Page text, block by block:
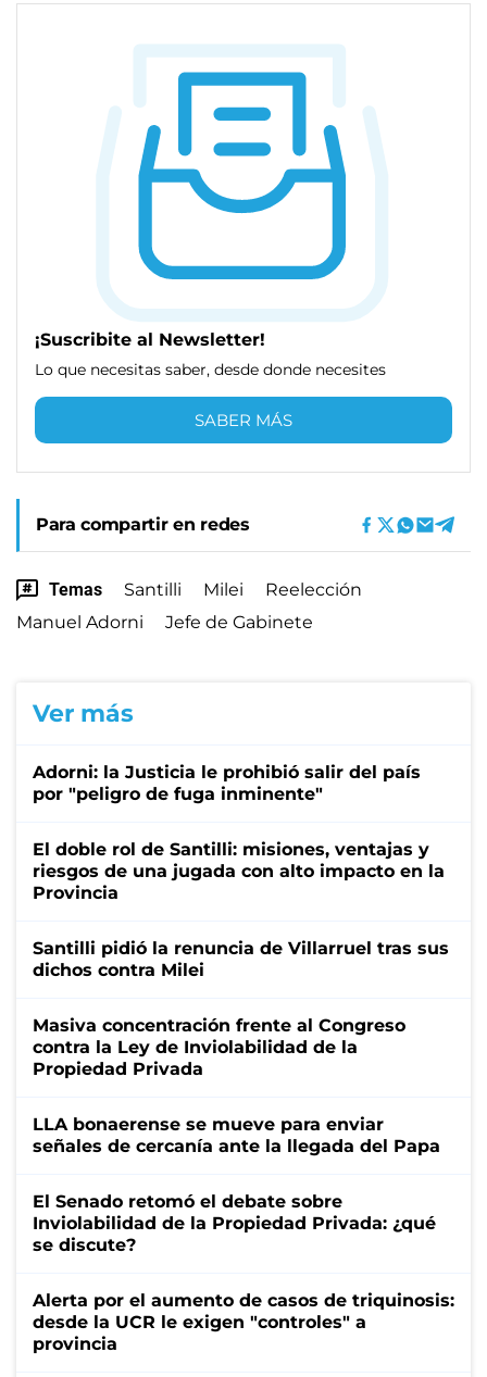
¡Suscribite al Newsletter!
Lo que necesitas saber, desde donde necesites
SABER MÁS
Para compartir en redes
Temas Santilli Milei
Reelección
Manuel Adorni
Jefe de Gabinete
Ver más
Adorni: la Justicia le prohibió salir del país
por "peligro de fuga inminente"
El doble rol de Santilli: misiones, ventajas y
riesgos de una jugada con alto impacto en la
Provincia
Santilli pidió la renuncia de Villarruel tras sus
dichos contra Milei
Masiva concentración frente al Congreso
contra la Ley de Inviolabilidad de la
Propiedad Privada
LLA bonaerense se mueve para enviar
señales de cercanía ante la llegada del Papa
El Senado retomó el debate sobre
Inviolabilidad de la Propiedad Privada: ¿qué
se discute?
Alerta por el aumento de casos de triquinosis:
desde la UCR le exigen "controles" a
provincia